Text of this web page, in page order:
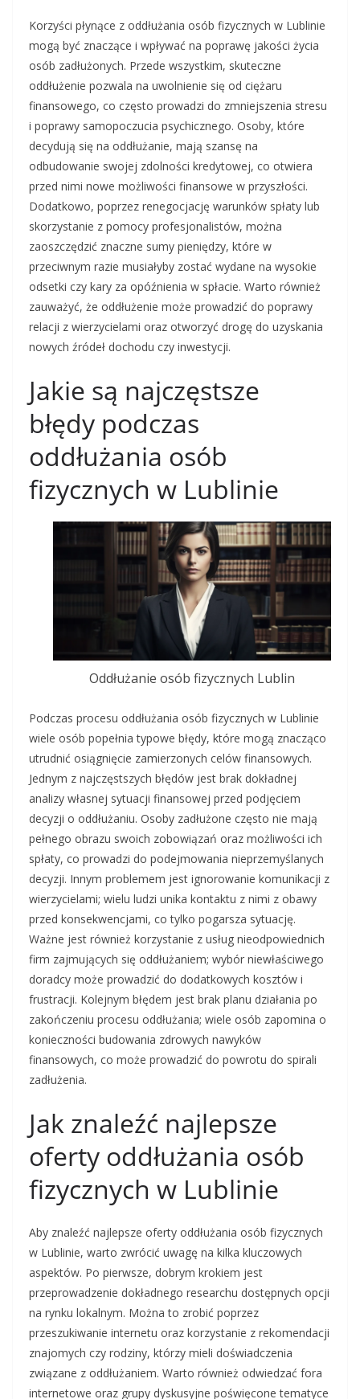
Korzyści płynące z oddłużania osób fizycznych w Lublinie
mogą być znaczące i wpływać na poprawę jakości życia
osób zadłużonych. Przede wszystkim, skuteczne
oddłużenie pozwala na uwolnienie się od ciężaru
finansowego, co często prowadzi do zmniejszenia stresu
i poprawy samopoczucia psychicznego. Osoby, które
decydują się na oddłużanie, mają szansę na
odbudowanie swojej zdolności kredytowej, co otwiera
przed nimi nowe możliwości finansowe w przyszłości.
Dodatkowo, poprzez renegocjację warunków spłaty lub
skorzystanie z pomocy profesjonalistów, można
zaoszczędzić znaczne sumy pieniędzy, które w
przeciwnym razie musiałyby zostać wydane na wysokie
odsetki czy kary za opóźnienia w spłacie. Warto również
zauważyć, że oddłużenie może prowadzić do poprawy
relacji z wierzycielami oraz otworzyć drogę do uzyskania
nowych źródeł dochodu czy inwestycji.
Jakie są najczęstsze
błędy podczas
oddłużania osób
fizycznych w Lublinie
Oddłużanie osób fizycznych Lublin
Podczas procesu oddłużania osób fizycznych w Lublinie
wiele osób popełnia typowe błędy, które mogą znacząco
utrudnić osiągnięcie zamierzonych celów finansowych.
Jednym z najczęstszych błędów jest brak dokładnej
analizy własnej sytuacji finansowej przed podjęciem
decyzji o oddłużaniu. Osoby zadłużone często nie mają
pełnego obrazu swoich zobowiązań oraz możliwości ich
spłaty, co prowadzi do podejmowania nieprzemyślanych
decyzji. Innym problemem jest ignorowanie komunikacji z
wierzycielami; wielu ludzi unika kontaktu z nimi z obawy
przed konsekwencjami, co tylko pogarsza sytuację.
Ważne jest również korzystanie z usług nieodpowiednich
firm zajmujących się oddłużaniem; wybór niewłaściwego
doradcy może prowadzić do dodatkowych kosztów i
frustracji. Kolejnym błędem jest brak planu działania po
zakończeniu procesu oddłużania; wiele osób zapomina o
konieczności budowania zdrowych nawyków
finansowych, co może prowadzić do powrotu do spirali
zadłużenia.
Jak znaleźć najlepsze
oferty oddłużania osób
fizycznych w Lublinie
Aby znaleźć najlepsze oferty oddłużania osób fizycznych
w Lublinie, warto zwrócić uwagę na kilka kluczowych
aspektów. Po pierwsze, dobrym krokiem jest
przeprowadzenie dokładnego researchu dostępnych opcji
na rynku lokalnym. Można to zrobić poprzez
przeszukiwanie internetu oraz korzystanie z rekomendacji
znajomych czy rodziny, którzy mieli doświadczenia
związane z oddłużaniem. Warto również odwiedzać fora
internetowe oraz grupy dyskusyjne poświęcone tematyce